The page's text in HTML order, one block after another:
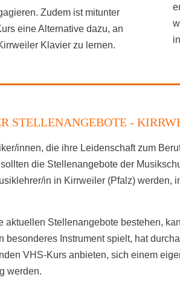
Zudem ist mitunter
eine Alternative dazu, an
Klavier zu lernen.
STELLENANGEBOTE -
innen, die ihre Leidenschaft zum
die Stellenangebote der
in in Kirrweiler (Pfalz) werden,
aktuellen Stellenangebote bestehen,
besonderes Instrument spielt, hat
VHS-Kurs anbieten, sich einem
werden.